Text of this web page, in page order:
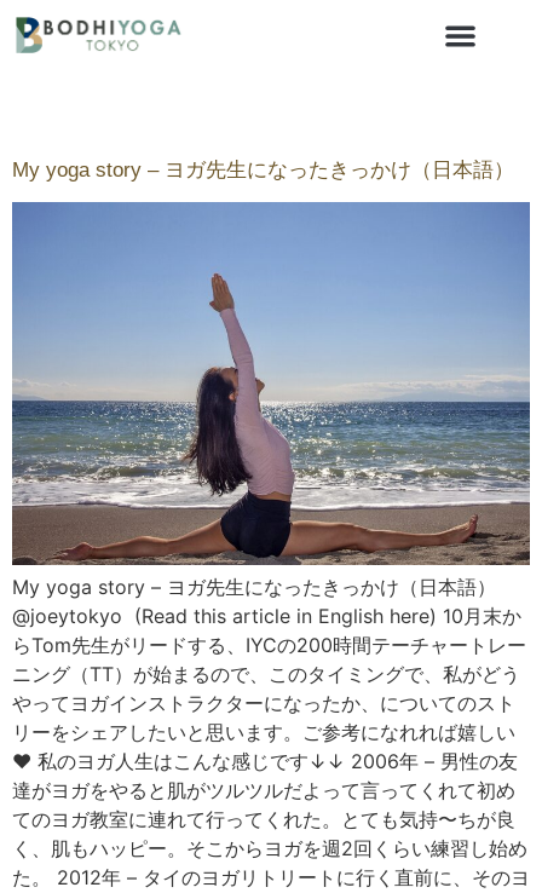
My yoga story – ヨガ先生になったきっかけ（日本語）
My yoga story – ヨガ先生になったきっかけ（日本語）
@joeytokyo (Read this article in English here) 10月末か
らTom先生がリードする、IYCの200時間テーチャートレー
ニング（TT）が始まるので、このタイミングで、私がどう
やってヨガインストラクターになったか、についてのスト
リーをシェアしたいと思います。ご参考になれれば嬉しい
❤️ 私のヨガ人生はこんな感じです↓↓ 2006年 – 男性の友
達がヨガをやると肌がツルツルだよって言ってくれて初め
てのヨガ教室に連れて行ってくれた。とても気持〜ちが良
く、肌もハッピー。そこからヨガを週2回くらい練習し始め
た。 2012年 – タイのヨガリトリートに行く直前に、そのヨ